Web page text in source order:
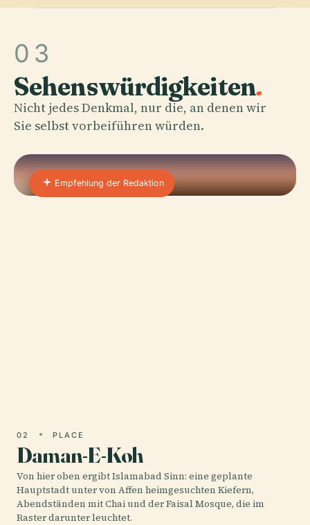
03
Sehenswürdigkeiten.
Nicht jedes Denkmal, nur die, an denen wir
Sie selbst vorbeiführen würden.
Empfehlung der Redaktion
02 PLACE
Daman-E-Koh
Von hier oben ergibt Islamabad Sinn: eine geplante
Hauptstadt unter von Affen heimgesuchten Kiefern,
Abendständen mit Chai und der Faisal Mosque, die im
Raster darunter leuchtet.